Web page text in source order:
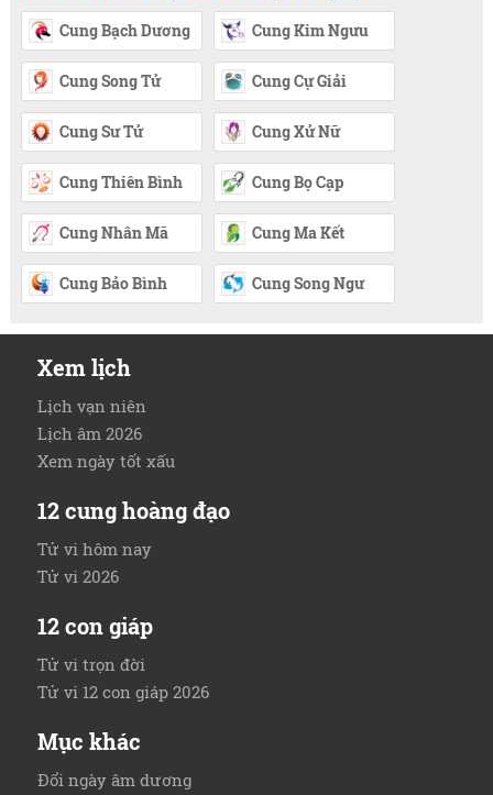
Cung Bạch Dương Cung Kim Ngưu
Cung Song Tử Cung Cự Giải
Cung Sư Tử Cung Xử Nữ
Cung Thiên Bình Cung Bọ Cạp
Cung Nhân Mã Cung Ma Kết
Cung Bảo Bình Cung Song Ngư
Xem lịch
Lịch vạn niên
Lịch âm 2026
Xem ngày tốt xấu
12 cung hoàng đạo
Tử vi hôm nay
Tử vi 2026
12 con giáp
Tử vi trọn đời
Tử vi 12 con giáp 2026
Mục khác
Đổi ngày âm dương